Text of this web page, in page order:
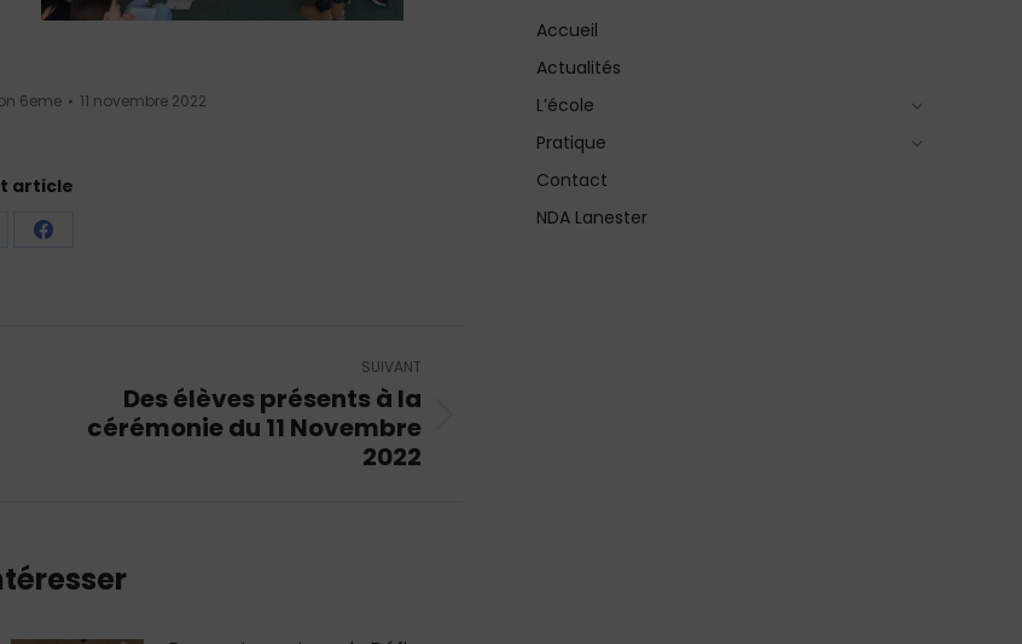
6eme 11 novembre 2022
article
Partager
SUIVANT
Article
Des élèves présents à la
cérémonie du 11 Novembre
2022
Accueil
Actualités
L’école
Pratique
Contact
NDA Lanester